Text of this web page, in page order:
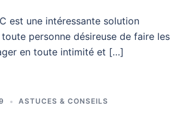
est une intéressante solution
personne désireuse de faire les
en toute intimité et […]
ASTUCES & CONSEILS